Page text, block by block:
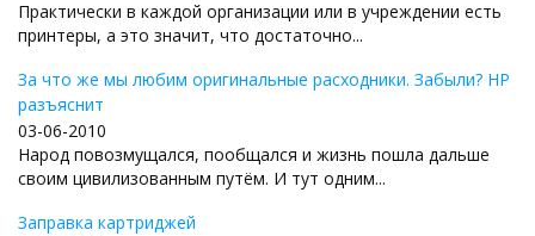
Практически в каждой организации или в учреждении есть
принтеры, а это значит, что достаточно...
За что же мы любим оригинальные расходники. Забыли? HP
разъяснит
03-06-2010
Народ повозмущался, пообщался и жизнь пошла дальше
своим цивилизованным путём. И тут одним...
Заправка картриджей